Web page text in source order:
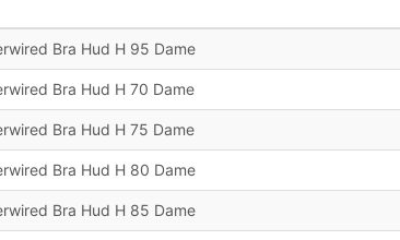
Bra Hud H 95 Dame
Bra Hud H 70 Dame
Bra Hud H 75 Dame
Bra Hud H 80 Dame
Bra Hud H 85 Dame